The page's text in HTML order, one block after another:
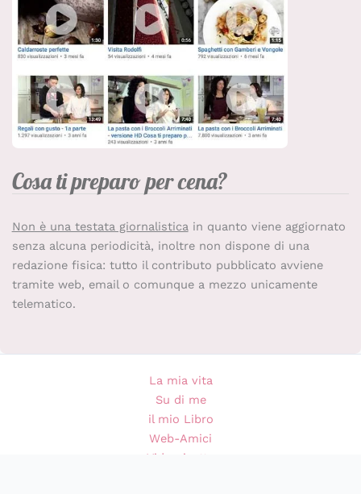
Cosa ti preparo per cena?
Non è una testata giornalistica in quanto viene aggiornato
senza alcuna periodicità, inoltre non dispone di una
redazione fisica: tutto il contributo pubblicato avviene
tramite web, email o comunque a mezzo unicamente
telematico.
La mia vita
Su di me
il mio Libro
Web-Amici
Videoricette